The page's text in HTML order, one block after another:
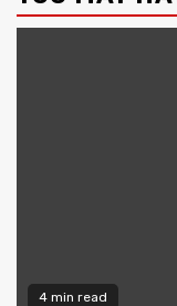
4 min read